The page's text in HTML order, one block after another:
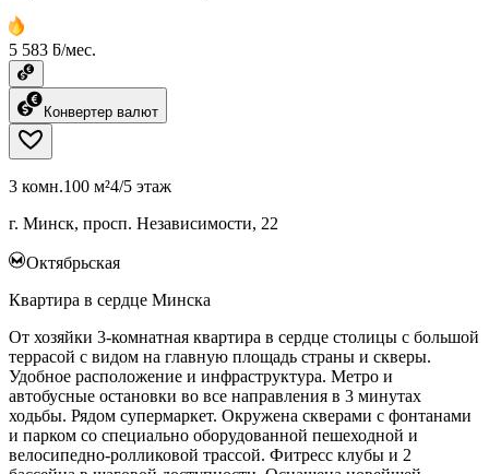
5 583 ƃ/мес.
Конвертер валют
3 комн.100 м²4/5 этаж
г. Минск, просп. Независимости, 22
Октябрьская
Квартира в сердце Минска
От хозяйки 3-комнатная квартира в сердце столицы с большой
террасой с видом на главную площадь страны и скверы.
Удобное расположение и инфраструктура. Метро и
автобусные остановки во все направления в 3 минутах
ходьбы. Рядом супермаркет. Окружена скверами с фонтанами
и парком со специально оборудованной пешеходной и
велосипедно-ролликовой трассой. Фитресс клубы и 2